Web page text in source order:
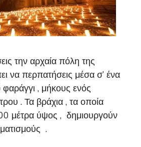
την αρχαία πόλη της
να περπατήσεις μέσα σ’ ένα
φαράγγι , μήκους ενός
. Τα βράχια , τα οποία
μέτρα ύψος , δημιουργούν
.